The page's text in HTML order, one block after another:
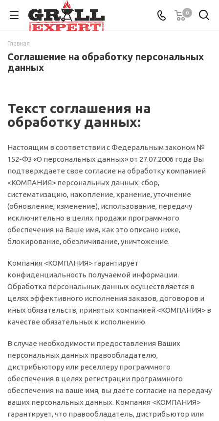
0
Главная
Соглашение на обработку персональных
данных
Текст соглашения на
обработку данных:
Настоящим в соответствии с Федеральным законом №
152-ФЗ «О персональных данных» от 27.07.2006 года Вы
подтверждаете свое согласие на обработку компанией
<КОМПАНИЯ> персональных данных: сбор,
систематизацию, накопление, хранение, уточнение
(обновление, изменение), использование, передачу
исключительно в целях продажи программного
обеспечения на Ваше имя, как это описано ниже,
блокирование, обезличивание, уничтожение.
Компания <КОМПАНИЯ> гарантирует
конфиденциальность получаемой информации.
Обработка персональных данных осуществляется в
целях эффективного исполнения заказов, договоров и
иных обязательств, принятых компанией <КОМПАНИЯ> в
качестве обязательных к исполнению.
В случае необходимости предоставления Ваших
персональных данных правообладателю,
дистрибьютору или реселлеру программного
обеспечения в целях регистрации программного
обеспечения на ваше имя, вы даёте согласие на передачу
ваших персональных данных. Компания <КОМПАНИЯ>
гарантирует, что правообладатель, дистрибьютор или